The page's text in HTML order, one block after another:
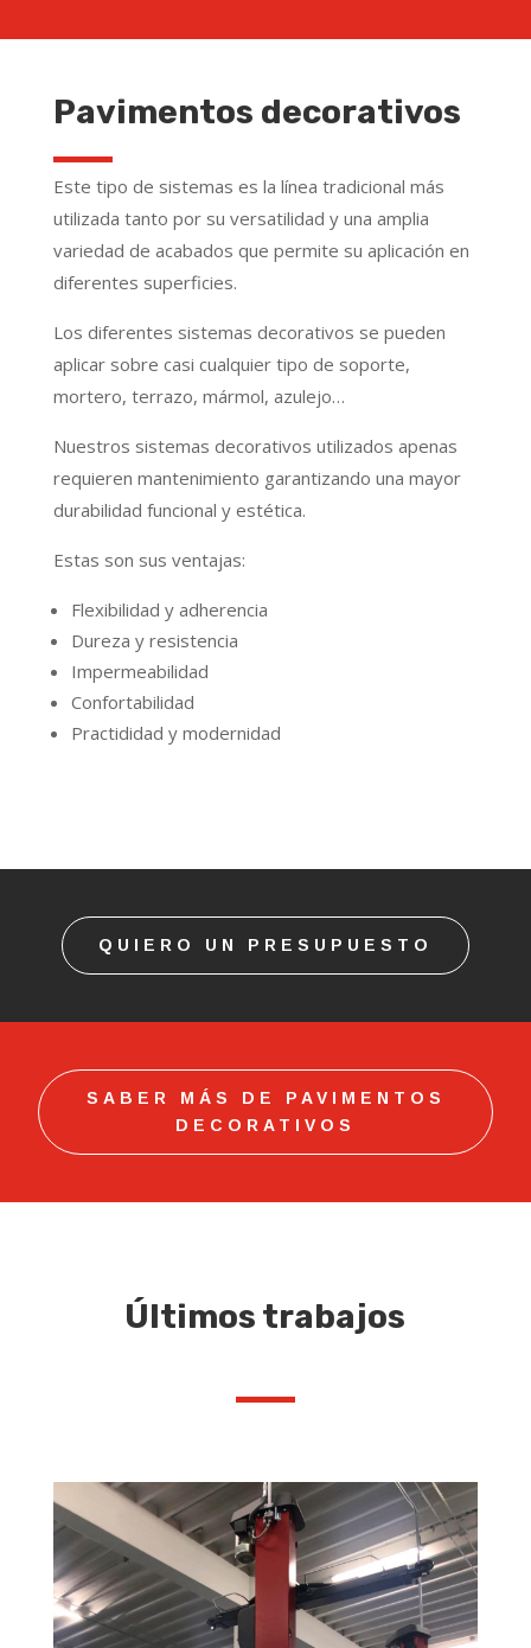
Pavimentos decorativos
Este tipo de sistemas es la línea tradicional más
utilizada tanto por su versatilidad y una amplia
variedad de acabados que permite su aplicación en
diferentes superficies.
Los diferentes sistemas decorativos se pueden
aplicar sobre casi cualquier tipo de soporte,
mortero, terrazo, mármol, azulejo…
Nuestros sistemas decorativos utilizados apenas
requieren mantenimiento garantizando una mayor
durabilidad funcional y estética.
Estas son sus ventajas:
Flexibilidad y adherencia
Dureza y resistencia
Impermeabilidad
Confortabilidad
Practididad y modernidad
QUIERO UN PRESUPUESTO
SABER MÁS DE PAVIMENTOS
DECORATIVOS
Últimos trabajos